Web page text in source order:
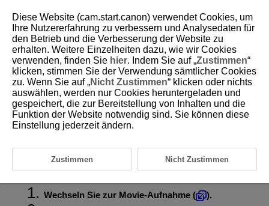
D388-181
USB (UVC/UAC)-Streaming
Aktivieren von Strom über USB
Einstellen der Streaming-Größe
Gerät verwenden möchten.
Wechseln Sie zur Movie-Aufnahme (
).
Diese Website (cam.start.canon) verwendet Cookies, um
Ihre Nutzererfahrung zu verbessern und Analysedaten für
den Betrieb und die Verbesserung der Website zu
erhalten. Weitere Einzelheiten dazu, wie wir Cookies
verwenden, finden Sie hier. Indem Sie auf „Zustimmen“
klicken, stimmen Sie der Verwendung sämtlicher Cookies
zu. Wenn Sie auf „Nicht Zustimmen“ klicken oder nichts
auswählen, werden nur Cookies heruntergeladen und
gespeichert, die zur Bereitstellung von Inhalten und die
Funktion der Website notwendig sind. Sie können diese
Einstellung jederzeit ändern.
Zustimmen Nicht Zustimmen